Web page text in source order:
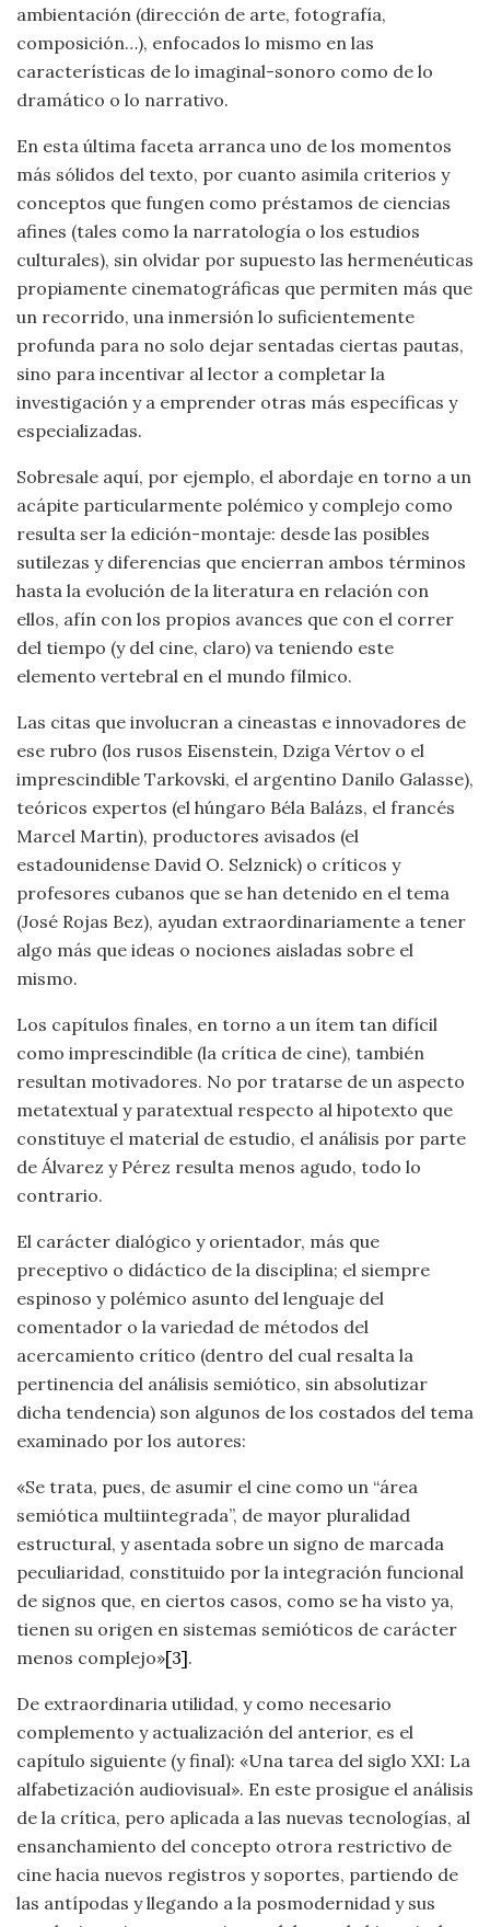
ambientación (dirección de arte, fotografía,
composición…), enfocados lo mismo en las
características de lo imaginal-sonoro como de lo
dramático o lo narrativo.
En esta última faceta arranca uno de los momentos
más sólidos del texto, por cuanto asimila criterios y
conceptos que fungen como préstamos de ciencias
afines (tales como la narratología o los estudios
culturales), sin olvidar por supuesto las hermenéuticas
propiamente cinematográficas que permiten más que
un recorrido, una inmersión lo suficientemente
profunda para no solo dejar sentadas ciertas pautas,
sino para incentivar al lector a completar la
investigación y a emprender otras más específicas y
especializadas.
Sobresale aquí, por ejemplo, el abordaje en torno a un
acápite particularmente polémico y complejo como
resulta ser la edición-montaje: desde las posibles
sutilezas y diferencias que encierran ambos términos
hasta la evolución de la literatura en relación con
ellos, afín con los propios avances que con el correr
del tiempo (y del cine, claro) va teniendo este
elemento vertebral en el mundo fílmico.
Las citas que involucran a cineastas e innovadores de
ese rubro (los rusos Eisenstein, Dziga Vértov o el
imprescindible Tarkovski, el argentino Danilo Galasse),
teóricos expertos (el húngaro Béla Balázs, el francés
Marcel Martin), productores avisados (el
estadounidense David O. Selznick) o críticos y
profesores cubanos que se han detenido en el tema
(José Rojas Bez), ayudan extraordinariamente a tener
algo más que ideas o nociones aisladas sobre el
mismo.
Los capítulos finales, en torno a un ítem tan difícil
como imprescindible (la crítica de cine), también
resultan motivadores. No por tratarse de un aspecto
metatextual y paratextual respecto al hipotexto que
constituye el material de estudio, el análisis por parte
de Álvarez y Pérez resulta menos agudo, todo lo
contrario.
El carácter dialógico y orientador, más que
preceptivo o didáctico de la disciplina; el siempre
espinoso y polémico asunto del lenguaje del
comentador o la variedad de métodos del
acercamiento crítico (dentro del cual resalta la
pertinencia del análisis semiótico, sin absolutizar
dicha tendencia) son algunos de los costados del tema
examinado por los autores:
«Se trata, pues, de asumir el cine como un “área
semiótica multiintegrada”, de mayor pluralidad
estructural, y asentada sobre un signo de marcada
peculiaridad, constituido por la integración funcional
de signos que, en ciertos casos, como se ha visto ya,
tienen su origen en sistemas semióticos de carácter
menos complejo»[3].
De extraordinaria utilidad, y como necesario
complemento y actualización del anterior, es el
capítulo siguiente (y final): «Una tarea del siglo XXI: La
alfabetización audiovisual». En este prosigue el análisis
de la crítica, pero aplicada a las nuevas tecnologías, al
ensanchamiento del concepto otrora restrictivo de
cine hacia nuevos registros y soportes, partiendo de
las antípodas y llegando a la posmodernidad y sus